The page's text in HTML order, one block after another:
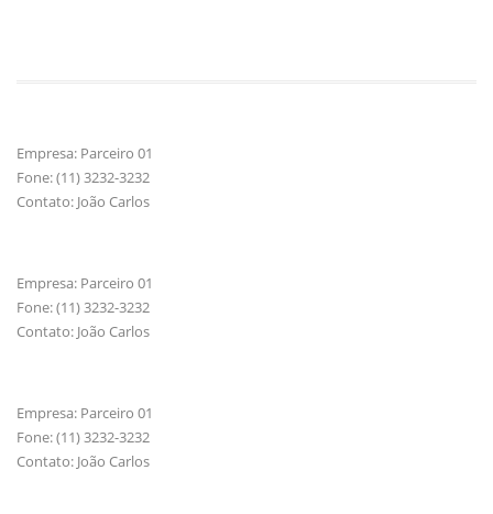
Empresa: Parceiro 01
Fone: (11) 3232-3232
Contato: João Carlos
Empresa: Parceiro 01
Fone: (11) 3232-3232
Contato: João Carlos
Empresa: Parceiro 01
Fone: (11) 3232-3232
Contato: João Carlos